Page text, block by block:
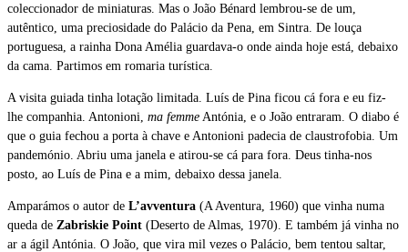
coleccionador de miniaturas. Mas o João Bénard lembrou-se de um,
autêntico, uma preciosidade do Palácio da Pena, em Sintra. De louça
portuguesa, a rainha Dona Amélia guardava-o onde ainda hoje está, debaixo
da cama. Partimos em romaria turística.
A visita guiada tinha lotação limitada. Luís de Pina ficou cá fora e eu fiz-
lhe companhia. Antonioni, ma femme Antónia, e o João entraram. O diabo é
que o guia fechou a porta à chave e Antonioni padecia de claustrofobia. Um
pandemónio. Abriu uma janela e atirou-se cá para fora. Deus tinha-nos
posto, ao Luís de Pina e a mim, debaixo dessa janela.
Amparámos o autor de L’avventura (A Aventura, 1960) que vinha numa
queda de Zabriskie Point (Deserto de Almas, 1970). E também já vinha no
ar a ágil Antónia. O João, que vira mil vezes o Palácio, bem tentou saltar,